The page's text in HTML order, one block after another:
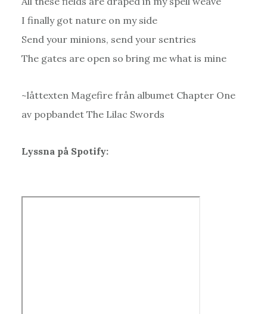
I finally got nature on my side
Send your minions, send your sentries
The gates are open so bring me what is mine
~låttexten Magefire från albumet Chapter One
av popbandet The Lilac Swords
Lyssna på Spotify: